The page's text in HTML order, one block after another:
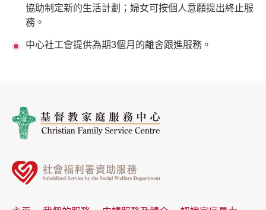
協助制定新的生活計劃；婦女可按個人意願提出終止服
務。
中心社工會提供為期3個月的離舍跟進服務。